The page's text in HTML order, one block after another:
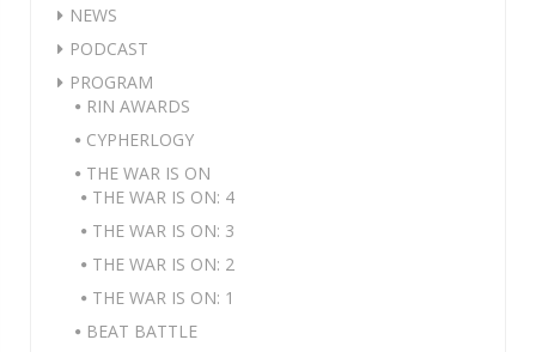
NEWS
PODCAST
PROGRAM
RIN AWARDS
CYPHERLOGY
THE WAR IS ON
THE WAR IS ON: 4
THE WAR IS ON: 3
THE WAR IS ON: 2
THE WAR IS ON: 1
BEAT BATTLE